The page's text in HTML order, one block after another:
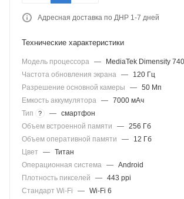
Адресная доставка по ДНР 1-7 дней
Технические характеристики
Модель процессора —
MediaTek Dimensity
Частота обновления экрана —
120 Гц
Разрешение основной камеры
— 50 Мп
Емкость аккумулятора — 7000 мАч
Тип
? — смартфон
Объем встроенной памяти
— 256 Гб
Объем оперативной памяти
—
12 Гб
Цвет
— Титан
Операционная система — Android
Плотность пикселей
— 443 ppi
Стандарт Wi-Fi
— Wi-Fi 6